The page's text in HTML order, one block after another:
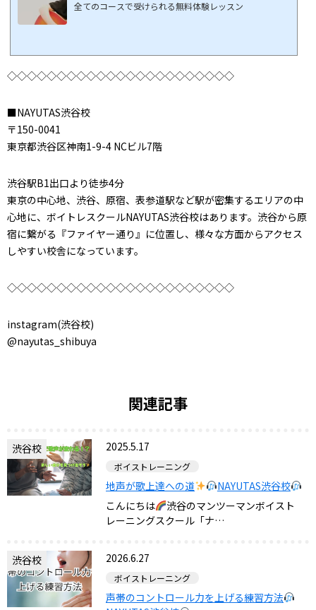
全てのコースで受けられる無料体験レッスン
◇◇◇◇◇◇◇◇◇◇◇◇◇◇◇◇◇◇◇◇◇◇◇
■NAYUTAS渋谷校
〒150-0041
東京都渋谷区神南1-9-4 NCビル7階
渋谷駅B1出口より徒歩4分
東京の中心地、渋谷、原宿、表参道駅など駅が密集するエリアの中
心地に、ボイトレスクールNAYUTAS渋谷校はあります。渋谷から原
宿に繋がる『ファイヤー通り』に位置し、様々な方面からアクセス
しやすい校舎になっています。
◇◇◇◇◇◇◇◇◇◇◇◇◇◇◇◇◇◇◇◇◇◇◇
instagram(渋谷校)
@nayutas_shibuya
関連記事
渋谷校 2025.5.17
ボイストレーニング
地声が歌上達への道
NAYUTAS渋谷校
こんにちは
渋谷のマンツーマンボイスト
レーニングスクール「ナ…
渋谷校 2026.6.27
ボイストレーニング
声帯のコントロール力を上げる練習方法